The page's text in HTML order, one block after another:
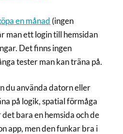
en månad (ingen
man ett login till hemsidan
Det finns ingen
tester man kan träna på.
du använda datorn eller
på logik, spatial förmåga
bara en hemsida och de
app, men den funkar bra i